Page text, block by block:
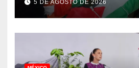
genocidio
5 DE AGOSTO DE 2026